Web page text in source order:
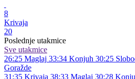
8
Krivaja
20
Poslednje utakmice
Sve utakmice
26:25 Maglaj 33:34 Konjuh 30:25
Goražde
31:35 Krivaja 38:33 Maglaj 30:28